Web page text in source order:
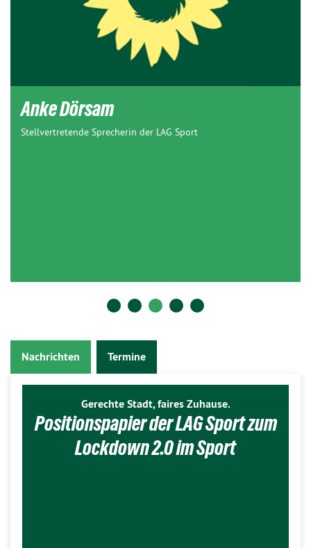
Anke Dörsam
Stellvertretende Sprecherin der LAG Sport
Nachrichten Termine
Gerechte Stadt, faires Zuhause.
Positionspapier der LAG Sport zum
Lockdown 2.0 im Sport